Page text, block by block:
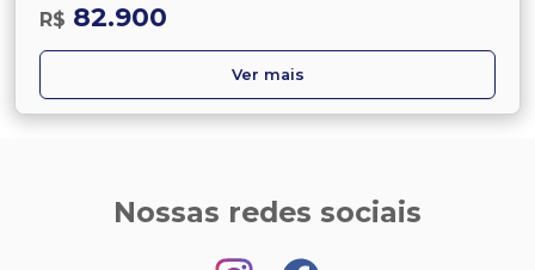
R$ 82.900
Ver mais
Nossas redes sociais